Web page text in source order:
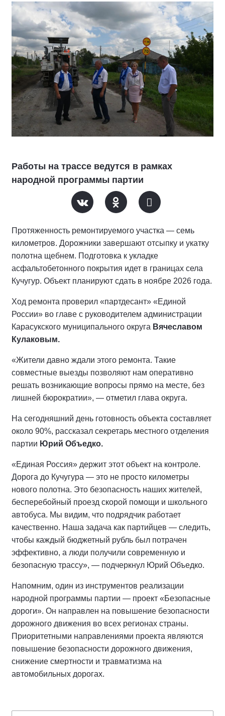
Работы на трассе ведутся в рамках
народной программы партии
Протяженность ремонтируемого участка — семь
километров. Дорожники завершают отсыпку и укатку
полотна щебнем. Подготовка к укладке
асфальтобетонного покрытия идет в границах села
Кучугур. Объект планируют сдать в ноябре 2026 года.
Ход ремонта проверил «партдесант» «Единой
России» во главе с руководителем администрации
Карасукского муниципального округа Вячеславом
Кулаковым.
«Жители давно ждали этого ремонта. Такие
совместные выезды позволяют нам оперативно
решать возникающие вопросы прямо на месте, без
лишней бюрократии», — отметил глава округа.
На сегодняшний день готовность объекта составляет
около 90%, рассказал секретарь местного отделения
партии Юрий Объедко.
«Единая Россия» держит этот объект на контроле.
Дорога до Кучугура — это не просто километры
нового полотна. Это безопасность наших жителей,
бесперебойный проезд скорой помощи и школьного
автобуса. Мы видим, что подрядчик работает
качественно. Наша задача как партийцев — следить,
чтобы каждый бюджетный рубль был потрачен
эффективно, а люди получили современную и
безопасную трассу», — подчеркнул Юрий Объедко.
Напомним, один из инструментов реализации
народной программы партии — проект «Безопасные
дороги». Он направлен на повышение безопасности
дорожного движения во всех регионах страны.
Приоритетными направлениями проекта являются
повышение безопасности дорожного движения,
снижение смертности и травматизма на
автомобильных дорогах.